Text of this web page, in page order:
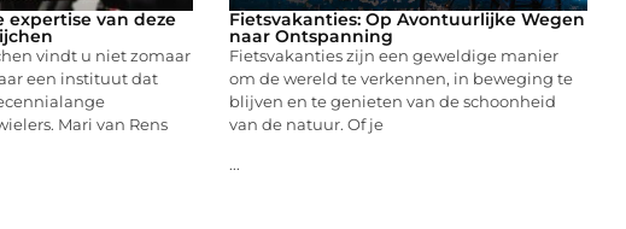
expertise van deze
vindt u niet zomaar
een instituut dat
Mari van Rens
Fietsvakanties: Op Avontuurlijke Wegen
naar Ontspanning
Fietsvakanties zijn een geweldige manier
om de wereld te verkennen, in beweging te
blijven en te genieten van de schoonheid
van de natuur. Of je
...